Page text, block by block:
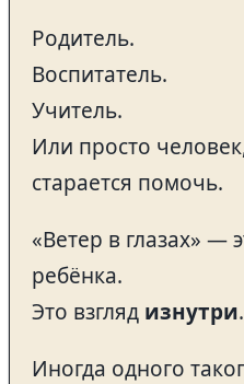
Родитель.
Воспитатель.
Учитель.
Или просто
старается помочь.
«Ветер в глазах» —
ребёнка.
Это взгляд изнутри.
Иногда одного